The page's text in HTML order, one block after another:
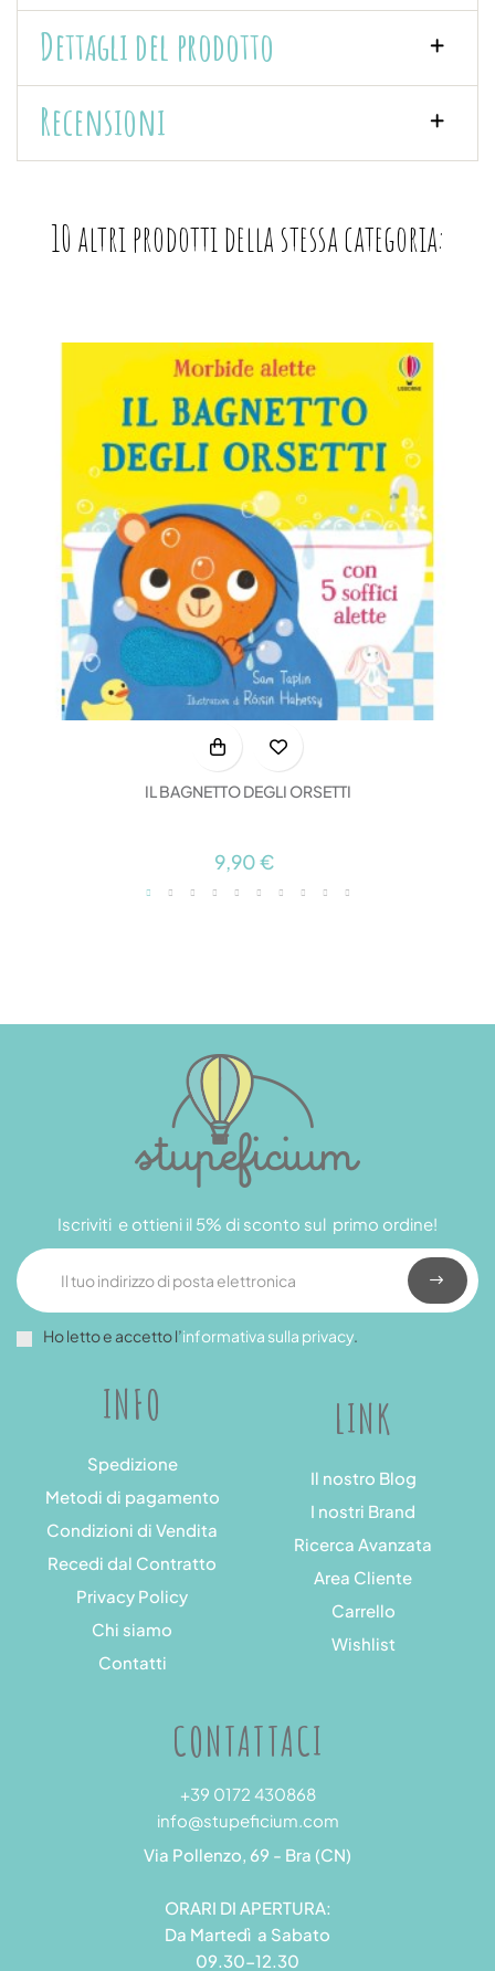
Dettagli del prodotto
Recensioni
10 altri prodotti della stessa categoria:
IL BAGNETTO DEGLI ORSETTI
9,90 €
INFO
Spedizione
Metodi di pagamento
Condizioni di Vendita
Recedi dal Contratto
Privacy Policy
Chi siamo
Contatti
LINK
Il nostro Blog
I nostri Brand
Ricerca Avanzata
Area Cliente
Carrello
Wishlist
Iscriviti e ottieni il 5% di sconto sul primo ordine!
Ho letto e accetto l’informativa sulla privacy.
CONTATTACI
+39 0172 430868
info@stupeficium.com
Via Pollenzo, 69 - Bra (CN)
ORARI DI APERTURA:
Da Martedì a Sabato
09.30-12.30